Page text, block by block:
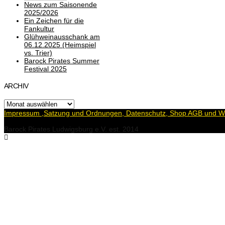
News zum Saisonende
2025/2026
Ein Zeichen für die
Fankultur
Glühweinausschank am
06.12.2025 (Heimspiel
vs. Trier)
Barock Pirates Summer
Festival 2025
ARCHIV
Archiv
Impressum ,Satzung und Ordnungen, Datenschutz, Shop AGB und
Barock Pirates Ludwigsburg e.V. est. 2014